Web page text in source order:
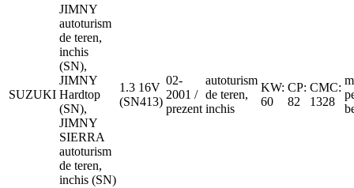
SUZUKI
JIMNY
autoturism
de teren,
inchis
(SN),
JIMNY
Hardtop
(SN),
JIMNY
SIERRA
autoturism
de teren,
inchis (SN)
1.3 16V
(SN413)
02-
2001 /
prezent
autoturism
de teren,
inchis
KW:
60
CP:
82
CMC:
1328